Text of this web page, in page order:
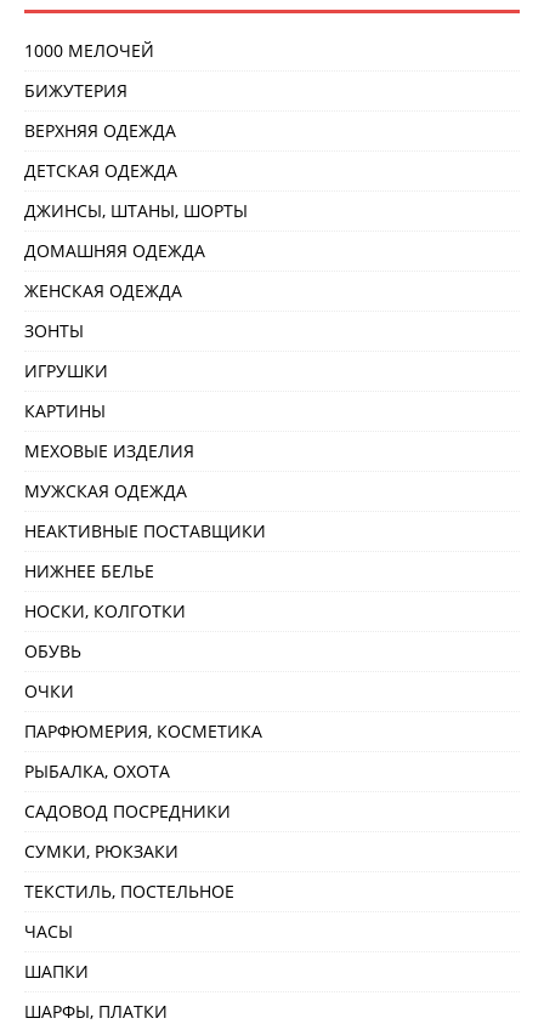
1000 МЕЛОЧЕЙ
БИЖУТЕРИЯ
ВЕРХНЯЯ ОДЕЖДА
ДЕТСКАЯ ОДЕЖДА
ДЖИНСЫ, ШТАНЫ, ШОРТЫ
ДОМАШНЯЯ ОДЕЖДА
ЖЕНСКАЯ ОДЕЖДА
ЗОНТЫ
ИГРУШКИ
КАРТИНЫ
МЕХОВЫЕ ИЗДЕЛИЯ
МУЖСКАЯ ОДЕЖДА
НЕАКТИВНЫЕ ПОСТАВЩИКИ
НИЖНЕЕ БЕЛЬЕ
НОСКИ, КОЛГОТКИ
ОБУВЬ
ОЧКИ
ПАРФЮМЕРИЯ, КОСМЕТИКА
РЫБАЛКА, ОХОТА
САДОВОД ПОСРЕДНИКИ
СУМКИ, РЮКЗАКИ
ТЕКСТИЛЬ, ПОСТЕЛЬНОЕ
ЧАСЫ
ШАПКИ
ШАРФЫ, ПЛАТКИ